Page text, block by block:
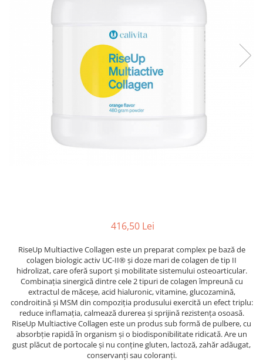
Putere concentrare si memorie
416,50 Lei
RiseUp Multiactive Collagen este un preparat complex pe bază de
colagen biologic activ UC-II® şi doze mari de colagen de tip II
hidrolizat, care oferă suport şi mobilitate sistemului osteoarticular.
Combinaţia sinergică dintre cele 2 tipuri de colagen împreună cu
extractul de măceşe, acid hialuronic, vitamine, glucozamină,
condroitină şi MSM din compoziţia produsului exercită un efect triplu:
reduce inflamaţia, calmează durerea şi sprijină rezistenţa osoasă.
RiseUp Multiactive Collagen este un produs sub formă de pulbere, cu
absorbţie rapidă în organism şi o biodisponibilitate ridicată. Are un
gust plăcut de portocale şi nu conține gluten, lactoză, zahăr adăugat,
conservanți sau coloranți.